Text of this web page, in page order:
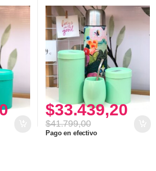
$33.439,20
$41.799,00
Pago en efectivo